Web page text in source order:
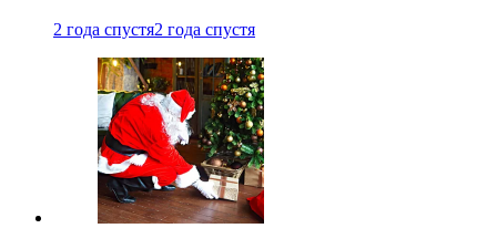
2 года спустя2 года спустя